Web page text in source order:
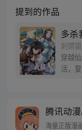
提到的作品
多杀
刺猬
穿越
活，
一个
这复
腾讯动
海量正版漫